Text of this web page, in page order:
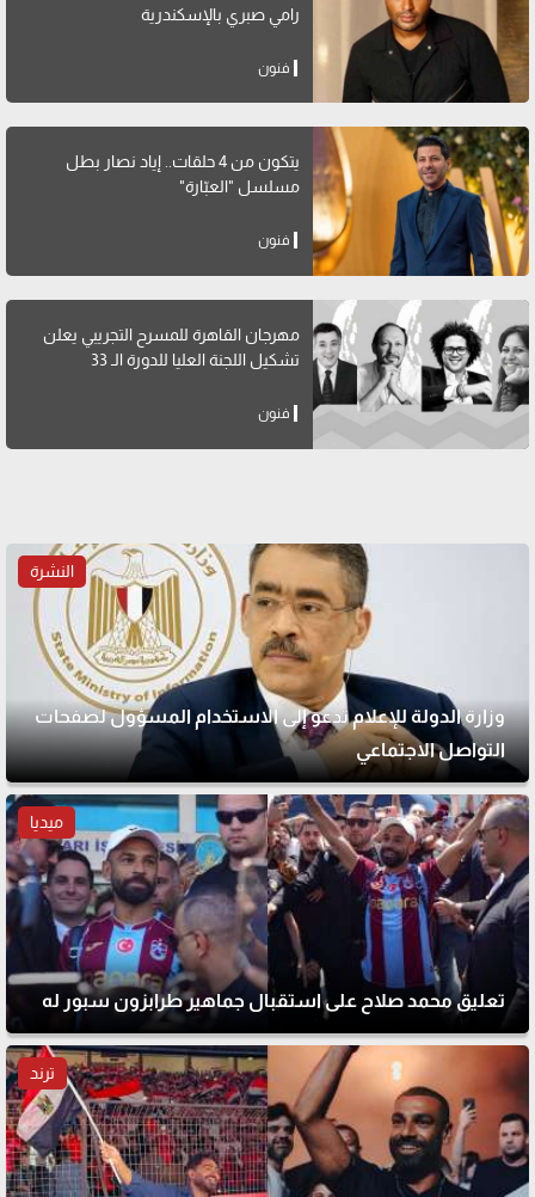
رامي صبري بالإسكندرية
فنون
يتكون من 4 حلقات.. إياد نصار بطل
مسلسل "العبّارة"
فنون
مهرجان القاهرة للمسرح التجريبي يعلن
تشكيل اللجنة العليا للدورة الـ 33
فنون
النشرة
وزارة الدولة للإعلام تدعو إلى الاستخدام المسؤول لصفحات
التواصل الاجتماعي
ميديا
تعليق محمد صلاح على استقبال جماهير طرابزون سبور له
ترند